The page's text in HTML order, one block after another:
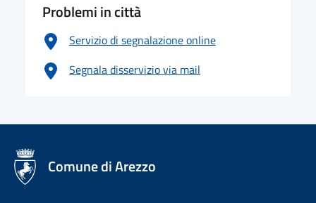
Problemi in città
Servizio di segnalazione online
Segnala disservizio via mail
logo Unione Europea
Comune di Arezzo